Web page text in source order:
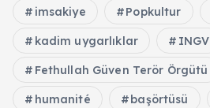
imsakiye Popkultur
kadim uygarlıklar INGV
Fethullah Güven Terör Örgütü
humanité başörtüsü